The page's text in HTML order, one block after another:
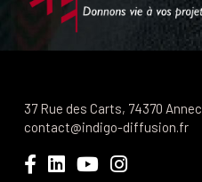
37 Rue des Carts, 74370
contact@indigo-diffusion.fr